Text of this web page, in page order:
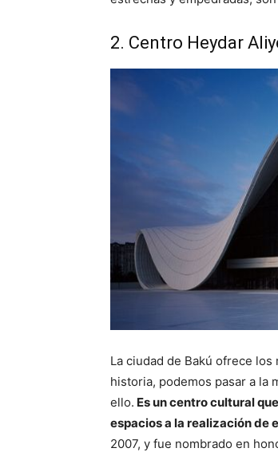
2. Centro Heydar
La ciudad de Bakú ofrece
historia, podemos pasar a la
ello. Es un centro cultural
espacios a la realización de
2007, y fue nombrado en